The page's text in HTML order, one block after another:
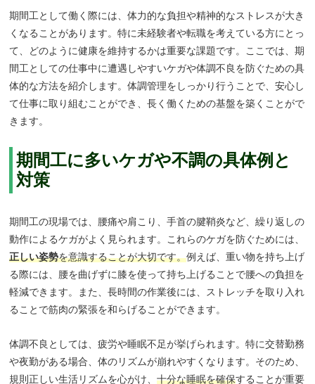
期間工として働く際には、体力的な負担や精神的なストレスが大き
くなることがあります。特に未経験者や転職を考えている方にとっ
て、どのように健康を維持するかは重要な課題です。ここでは、期
間工としての仕事中に遭遇しやすいケガや体調不良を防ぐための具
体的な方法を紹介します。体調管理をしっかり行うことで、安心し
て仕事に取り組むことができ、長く働くための基盤を築くことがで
きます。
期間工に多いケガや不調の具体例と
対策
期間工の現場では、腰痛や肩こり、手首の腱鞘炎など、繰り返しの
動作によるケガがよく見られます。これらのケガを防ぐためには、
正しい姿勢を意識することが大切です。例えば、重い物を持ち上げ
る際には、腰を曲げずに膝を使って持ち上げることで腰への負担を
軽減できます。また、長時間の作業後には、ストレッチを取り入れ
ることで筋肉の緊張を和らげることができます。
体調不良としては、疲労や睡眠不足が挙げられます。特に交替勤務
や夜勤がある場合、体のリズムが崩れやすくなります。そのため、
規則正しい生活リズムを心がけ、 十分な睡眠を確保することが重要